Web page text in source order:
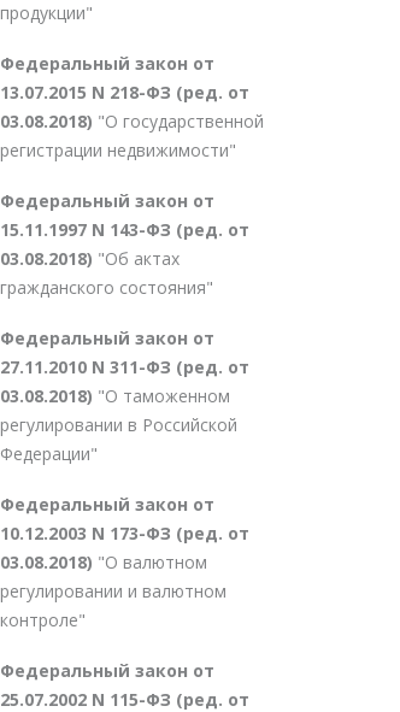
продукции"
Федеральный закон от
13.07.2015 N 218-ФЗ (ред. от
03.08.2018) "О государственной
регистрации недвижимости"
Федеральный закон от
15.11.1997 N 143-ФЗ (ред. от
03.08.2018) "Об актах
гражданского состояния"
Федеральный закон от
27.11.2010 N 311-ФЗ (ред. от
03.08.2018) "О таможенном
регулировании в Российской
Федерации"
Федеральный закон от
10.12.2003 N 173-ФЗ (ред. от
03.08.2018) "О валютном
регулировании и валютном
контроле"
Федеральный закон от
25.07.2002 N 115-ФЗ (ред. от